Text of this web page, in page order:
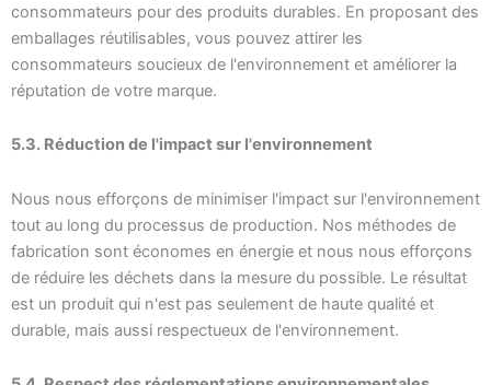
consommateurs pour des produits durables. En proposant des
emballages réutilisables, vous pouvez attirer les
consommateurs soucieux de l'environnement et améliorer la
réputation de votre marque.
5.3. Réduction de l'impact sur l'environnement
Nous nous efforçons de minimiser l'impact sur l'environnement
tout au long du processus de production. Nos méthodes de
fabrication sont économes en énergie et nous nous efforçons
de réduire les déchets dans la mesure du possible. Le résultat
est un produit qui n'est pas seulement de haute qualité et
durable, mais aussi respectueux de l'environnement.